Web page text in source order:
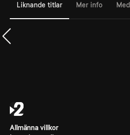
Liknande titlar Mer info
Allmänna villkor